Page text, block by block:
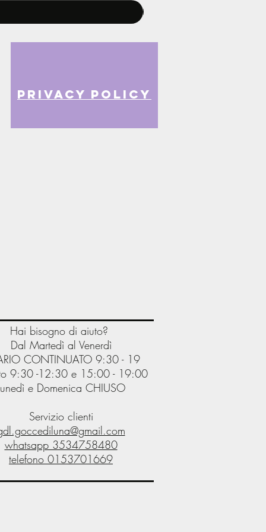
privacy policy
Hai bisogno di aiuto?
Dal Martedì al Venerdì
CONTINUATO 9:30 - 19
9:30 -12:30 e 15:00 - 19:00
e Domenica CHIUSO
Servizio clienti
whatsapp 3534758480
telefono 0153701669